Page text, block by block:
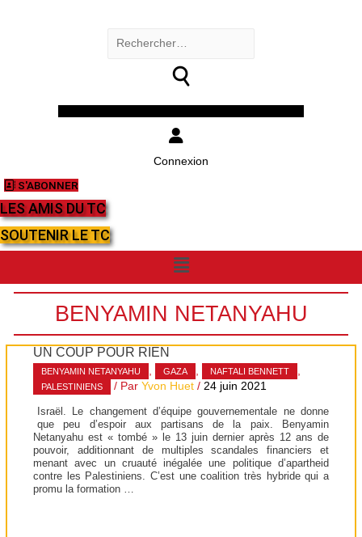
Rechercher :
Connexion
S'ABONNER
LES AMIS DU TC
SOUTENIR LE TC
Menu
BENYAMIN NETANYAHU
UN COUP POUR RIEN
BENYAMIN NETANYAHU , GAZA , NAFTALI BENNETT ,
PALESTINIENS / ParYvon Huet /24 juin 2021
Israël. Le changement d’équipe gouvernementale ne donne
que peu d’espoir aux partisans de la paix. Benyamin
Netanyahu est « tombé » le 13 juin dernier après 12 ans de
pouvoir, additionnant de multiples scandales financiers et
menant avec un cruauté inégalée une politique d’apartheid
contre les Palestiniens. C’est une coalition très hybride qui a
promu la formation …